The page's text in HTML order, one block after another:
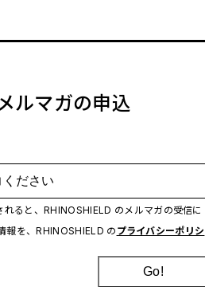
ルマガの申込
ださい
ると、RHINOSHIELD のメルマガの受信に
報を、RHINOSHIELD の プライバシーポリシ
Go!